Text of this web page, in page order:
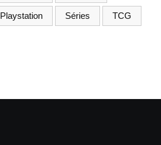
Playstation Séries TCG